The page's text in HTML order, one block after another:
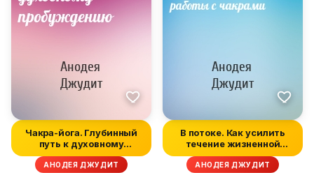
Чакра-йога. Глубинный
путь к духовному
пробуждению
АНОДЕЯ ДЖУДИТ
В потоке. Как усилить
течение жизненной
силы: авто...
АНОДЕЯ ДЖУДИТ